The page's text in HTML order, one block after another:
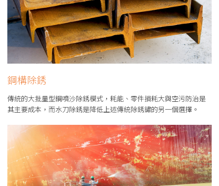
鋼構除銹
傳統的大批量型鋼噴沙除銹模式，耗能、零件損耗大與空污防治是
其主要成本，而水刀除銹是降低上述傳統除銹鏽的另一個選擇。